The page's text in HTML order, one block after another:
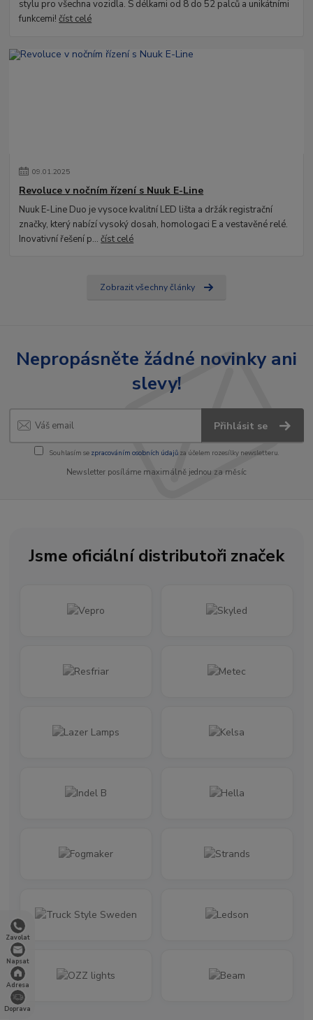
Zavolat
Napsat
Adresa
Doprava
stylu pro všechna vozidla. S délkami od 8 do 52 palců a unikátními
funkcemi!číst celé
09.01.2025
Revoluce v nočním řízení s Nuuk E-Line
Nuuk E-Line Duo je vysoce kvalitní LED lišta a držák registrační
značky, který nabízí vysoký dosah, homologaci E a vestavěné relé.
Inovativní řešení p...číst celé
Zobrazit všechny články
Nepropásněte žádné novinky ani
slevy!
Přihlásit se
Souhlasím se zpracováním osobních údajůza účelem rozesílky newsletteru.
Newsletter posíláme maximálně jednou za měsíc
Jsme oficiální distributoři značek